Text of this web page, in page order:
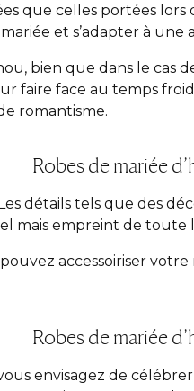
que celles portées lors
et s’adapter à
bien que dans le cas
faire face au temps
romantisme.
Robes de mariée
détails tels que des
mais empreint de toute
accessoiriser
Robes de mariée
envisagez de